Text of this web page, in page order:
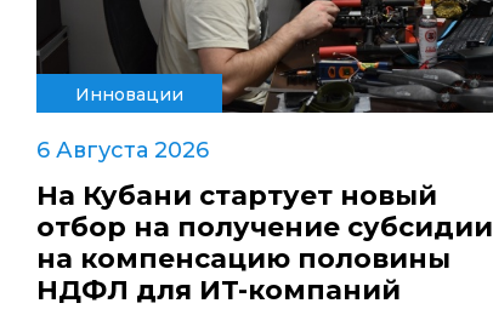
Инновации
6 Августа 2026
На Кубани стартует новый
отбор на получение субсидии
на компенсацию половины
НДФЛ для ИT-компаний